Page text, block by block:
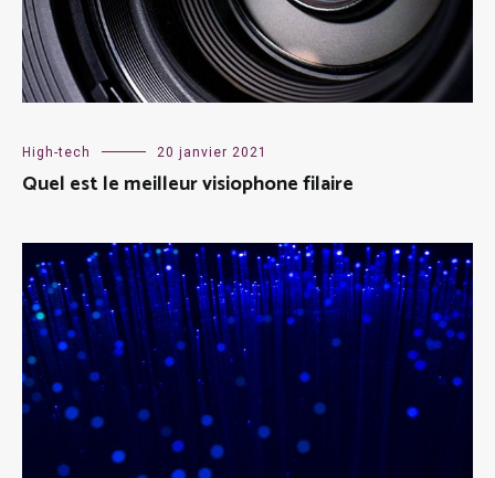
High-tech 20 janvier 2021
Quel est le meilleur visiophone filaire